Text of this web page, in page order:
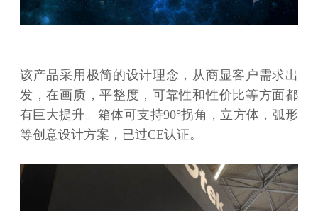
该产品采用极简的设计理念，从商显客户需求出
发，在画质，平整度，可靠性和性价比等方面都
有巨大提升。箱体可支持90°拐角，立方体，弧形
等创意设计方案，已过CE认证。